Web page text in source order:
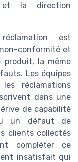
et la direction
est
conformité et
produit, la même
Les équipes
réclamations
dans une
de capabilité
un défaut de
clients collectés
compléter ce
insatisfait qui